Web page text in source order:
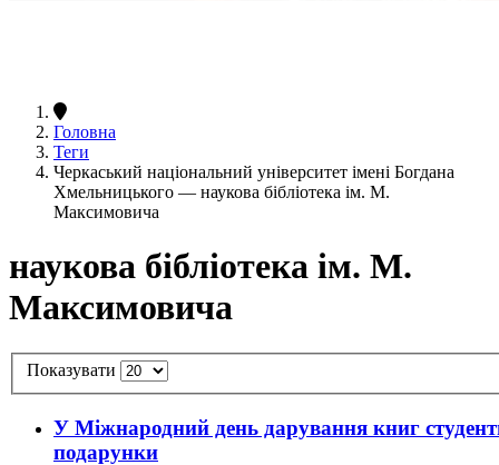
Головна
Теги
Черкаський національний університет імені Богдана
Хмельницького — наукова бібліотека ім. М.
Максимовича
наукова бібліотека ім. М.
Максимовича
Показувати
У Міжнародний день дарування книг
подарунки